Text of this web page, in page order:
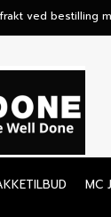
ved bestilling
MC